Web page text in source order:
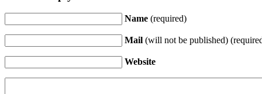
Name (required)
Mail (will not be published)
Website